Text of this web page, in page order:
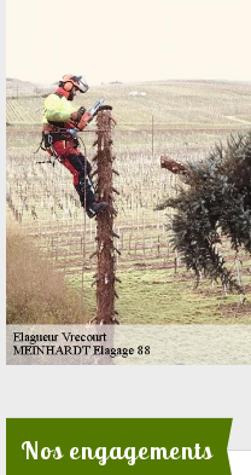
Nos engagements